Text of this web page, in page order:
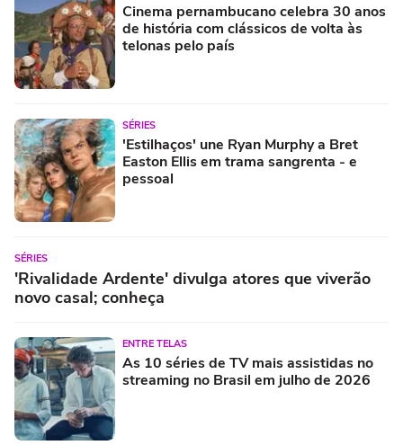
Cinema pernambucano celebra 30 anos
de história com clássicos de volta às
telonas pelo país
SÉRIES
'Estilhaços' une Ryan Murphy a Bret
Easton Ellis em trama sangrenta - e
pessoal
SÉRIES
'Rivalidade Ardente' divulga atores que viverão
novo casal; conheça
ENTRE TELAS
As 10 séries de TV mais assistidas no
streaming no Brasil em julho de 2026